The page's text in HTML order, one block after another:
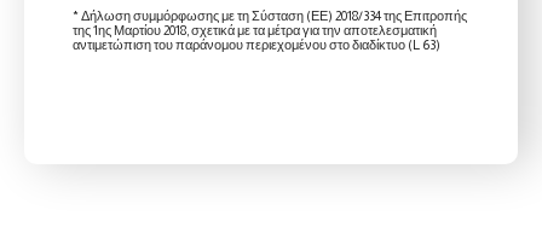
* Δήλωση συμμόρφωσης με τη Σύσταση (ΕΕ) 2018/334 της Επιτροπής
της 1ης Μαρτίου 2018, σχετικά με τα μέτρα για την αποτελεσματική
αντιμετώπιση του παράνομου περιεχομένου στο διαδίκτυο (L 63)